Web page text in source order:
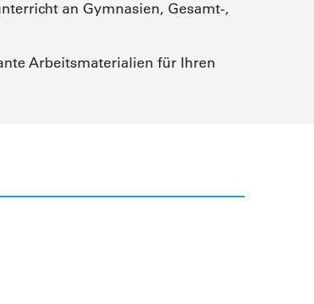
an Gymnasien, Gesamt-,
Arbeitsmaterialien für Ihren